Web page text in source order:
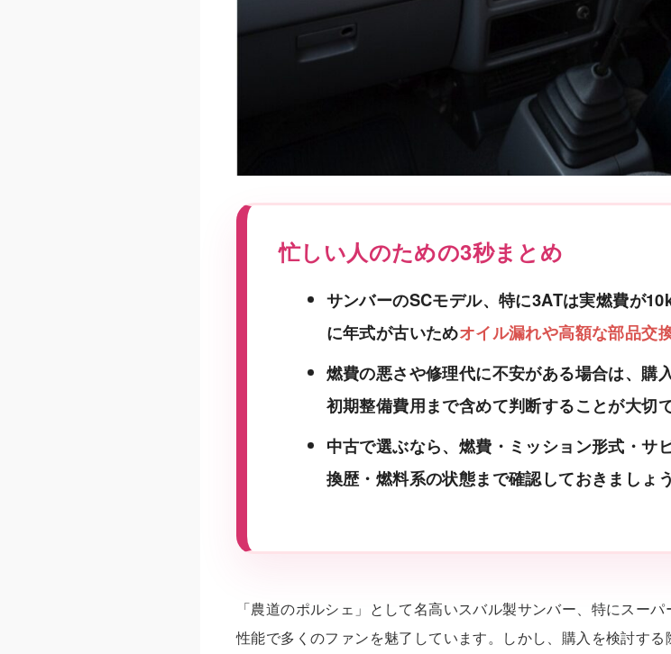
忙しい人のための3秒まとめ
サンバーのSCモデル、特に3ATは実燃費が
に年式が古いためオイル漏れや高額な部品交
燃費の悪さや修理代に不安がある場合は、購
初期整備費用まで含めて判断することが大切で
中古で選ぶなら、燃費・ミッション形式・サ
換歴・燃料系の状態まで確認しておきましょう
「農道のポルシェ」として名高いスバル製サンバー、特にスー
性能で多くのファンを魅了しています。しかし、購入を検討す